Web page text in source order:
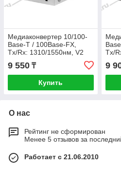
Медиаконвертер 10/100-
Base-T / 100Base-FX,
Tx/Rx: 1310/1550нм, V2
(Rev.M)
9 550 ₸
Купить
Tx/
9
О нас
Рейтинг не сформирован
Менее 5 отзывов за
Работает с 21.06.2010